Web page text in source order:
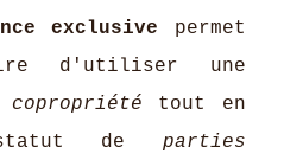
exclusive permet
d'utiliser une
copropriété tout en
statut de parties